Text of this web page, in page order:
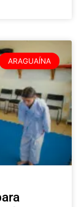
ARAGUAÍNA